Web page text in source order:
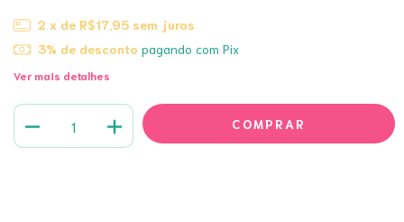
2 x de R$17,95 sem juros
3% de desconto pagando com Pix
Ver mais detalhes